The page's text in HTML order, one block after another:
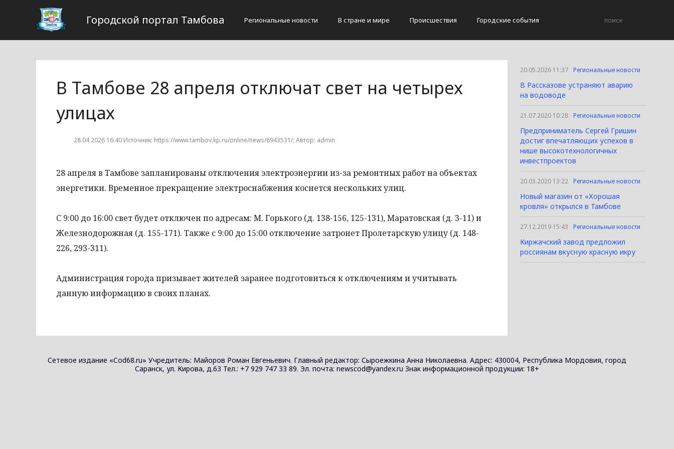
Городской портал Тамбова Региональные новости В стране и мире Происшествия Городские события
В Тамбове 28 апреля отключат свет на четырех
улицах
28.04.2026 16:40 Источник: https://www.tambov.kp.ru/online/news/6943531/; Автор: admin
28 апреля в Тамбове запланированы отключения электроэнергии из-за ремонтных работ на объектах
энергетики. Временное прекращение электроснабжения коснется нескольких улиц.
С 9:00 до 16:00 свет будет отключен по адресам: М. Горького (д. 138-156, 125-131), Маратовская (д. 3-11) и
Железнодорожная (д. 155-171). Также с 9:00 до 15:00 отключение затронет Пролетарскую улицу (д. 148-
226, 293-311).
Администрация города призывает жителей заранее подготовиться к отключениям и учитывать
данную информацию в своих планах.
20.05.2026 11:37 Региональные новости
В Рассказове устраняют аварию
на водоводе
21.07.2020 10:28 Региональные новости
Предприниматель Сергей Гришин
достиг впечатляющих успехов в
нише высокотехнологичных
инвестпроектов
20.03.2020 13:22 Региональные новости
Новый магазин от «Хорошая
кровля» открылся в Тамбове
27.12.2019 15:43 Региональные новости
Киржачский завод предложил
россиянам вкусную красную икру
Сетевое издание «Cod68.ru» Учредитель: Майоров Роман Евгеньевич. Главный редактор: Сыроежкина Анна Николаевна. Адрес: 430004, Республика Мордовия, город
Саранск, ул. Кирова, д.63 Тел.: +7 929 747 33 89. Эл. почта: newscod@yandex.ru Знак информационной продукции: 18+